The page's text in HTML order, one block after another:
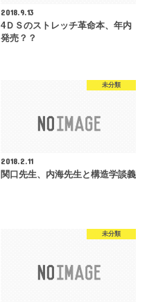
2018.9.13
4ＤＳのストレッチ革命本、年内
発売？？
未分類
2018.2.11
関口先生、内海先生と構造学談義
未分類